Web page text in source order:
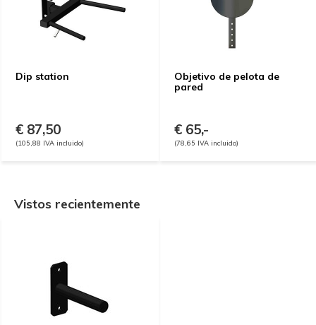
Dip station
€ 87,50
(105,88 IVA incluido)
Objetivo de pelota de
pared
€ 65,-
(78,65 IVA incluido)
Vistos recientemente